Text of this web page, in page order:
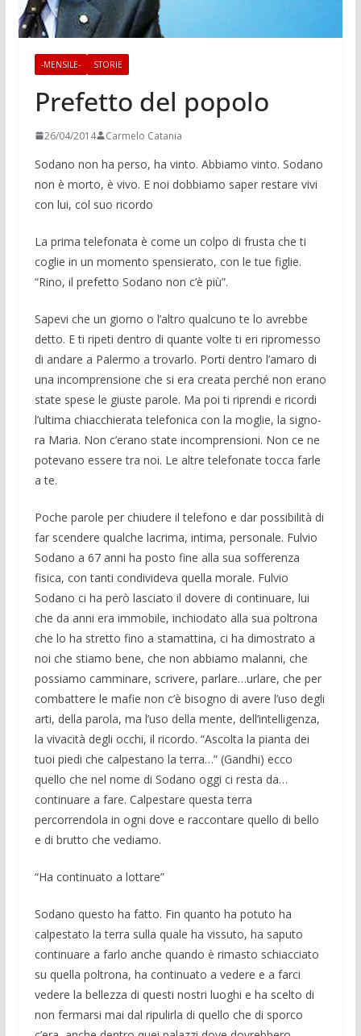
-MENSILE- STORIE
Prefetto del popolo
26/04/2014 Carmelo Catania
Sodano non ha perso, ha vinto. Abbiamo vin­to. Sodano
non è mor­to, è vivo. E noi dobbia­mo saper restare vivi
con lui, col suo ricor­do
La prima telefonata è come un colpo di frusta che ti
coglie in un momento spensierato, con le tue figlie.
“Rino, il prefetto Sodano non c’è più”.
Sapevi che un giorno o l’altro qualcuno te lo avrebbe
detto. E ti ripeti dentro di quante volte ti eri ripromesso
di andare a Palermo a trovarlo. Porti dentro l’amaro di
una incomprensione che si era creata per­ché non erano
state spese le giuste parole. Ma poi ti riprendi e ricordi
l’ultima chiac­chierata telefonica con la moglie, la signo­
ra Maria. Non c’erano state incomprensio­ni. Non ce ne
potevano essere tra noi. Le altre telefonate tocca farle
a te.
Poche parole per chiudere il telefono e dar possibilità di
far scendere qualche la­crima, intima, personale. Fulvio
Sodano a 67 anni ha posto fine alla sua sofferenza
fisica, con tanti condivideva quella mora­le. Fulvio
Sodano ci ha però lasciato il dovere di continuare, lui
che da anni era immobile, inchiodato alla sua poltrona
che lo ha stretto fino a stamattina, ci ha dimo­strato a
noi che stiamo bene, che non ab­biamo malanni, che
possiamo camminare, scrivere, parlare…urlare, che per
combat­tere le mafie non c’è bisogno di avere l’uso degli
arti, della parola, ma l’uso della mente, dell’intelligenza,
la vivacità degli occhi, il ricordo. “Ascolta la pianta dei
tuoi piedi che calpestano la terra…” (Gand­hi) ecco
quello che nel nome di So­dano oggi ci resta da…
continuare a fare. Calpestare questa terra
percorrendola in ogni dove e raccontare quello di bello
e di brutto che vediamo.
“Ha continuato a lottare”
Sodano questo ha fatto. Fin quanto ha potuto ha
calpestato la terra sulla quale ha vissuto, ha saputo
continuare a farlo anche quando è rimasto schiacciato
su quella poltrona, ha continuato a vedere e a farci
vedere la bellezza di questi nostri luoghi e ha scelto di
non fermarsi mai dal ripulirla di quello che di sporco